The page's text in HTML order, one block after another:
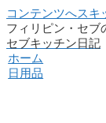
コンテンツへスキ
フィリピン・セブ
セブキッチン日記
ホーム
日用品